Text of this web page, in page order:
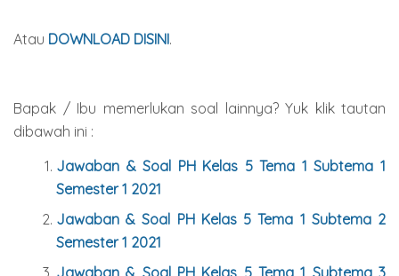
Atau DOWNLOAD DISINI.
Bapak / Ibu memerlukan soal lainnya? Yuk klik tautan
dibawah ini :
Jawaban & Soal PH Kelas 5 Tema 1 Subtema 1
Semester 1 2021
Jawaban & Soal PH Kelas 5 Tema 1 Subtema 2
Semester 1 2021
Jawaban & Soal PH Kelas 5 Tema 1 Subtema 3